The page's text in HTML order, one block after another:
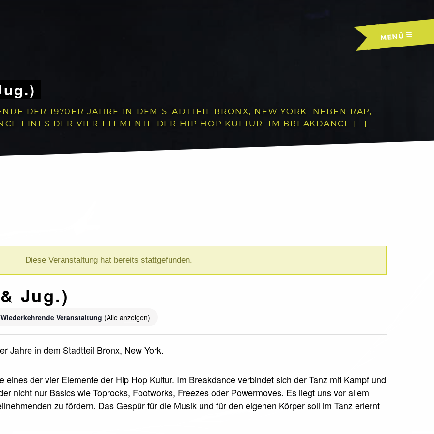
MENÜ
DER 1970ER JAHRE IN DEM STADTTEIL BRONX, NEW YORK. NEBEN RAP,
EINES DER VIER ELEMENTE DER HIP HOP KULTUR. IM BREAKDANCE […]
Diese Veranstaltung hat bereits stattgefunden.
Jug.)
Wiederkehrende Veranstaltung (Alle anzeigen)
Jahre in dem Stadtteil Bronx, New York.
eines der vier Elemente der Hip Hop Kultur. Im Breakdance verbindet sich der Tanz mit Kampf und
nicht nur Basics wie Toprocks, Footworks, Freezes oder Powermoves. Es liegt uns vor allem
zu fördern. Das Gespür für die Musik und für den eigenen Körper soll im Tanz erlernt